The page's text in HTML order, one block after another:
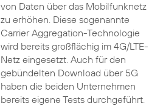
von Daten über das Mobilfunknetz
zu erhöhen. Diese sogenannte
Carrier Aggregation-Technologie
wird bereits großflächig im 4G/LTE-
Netz eingesetzt. Auch für den
gebündelten Download über 5G
haben die beiden Unternehmen
bereits eigene Tests durchgeführt.